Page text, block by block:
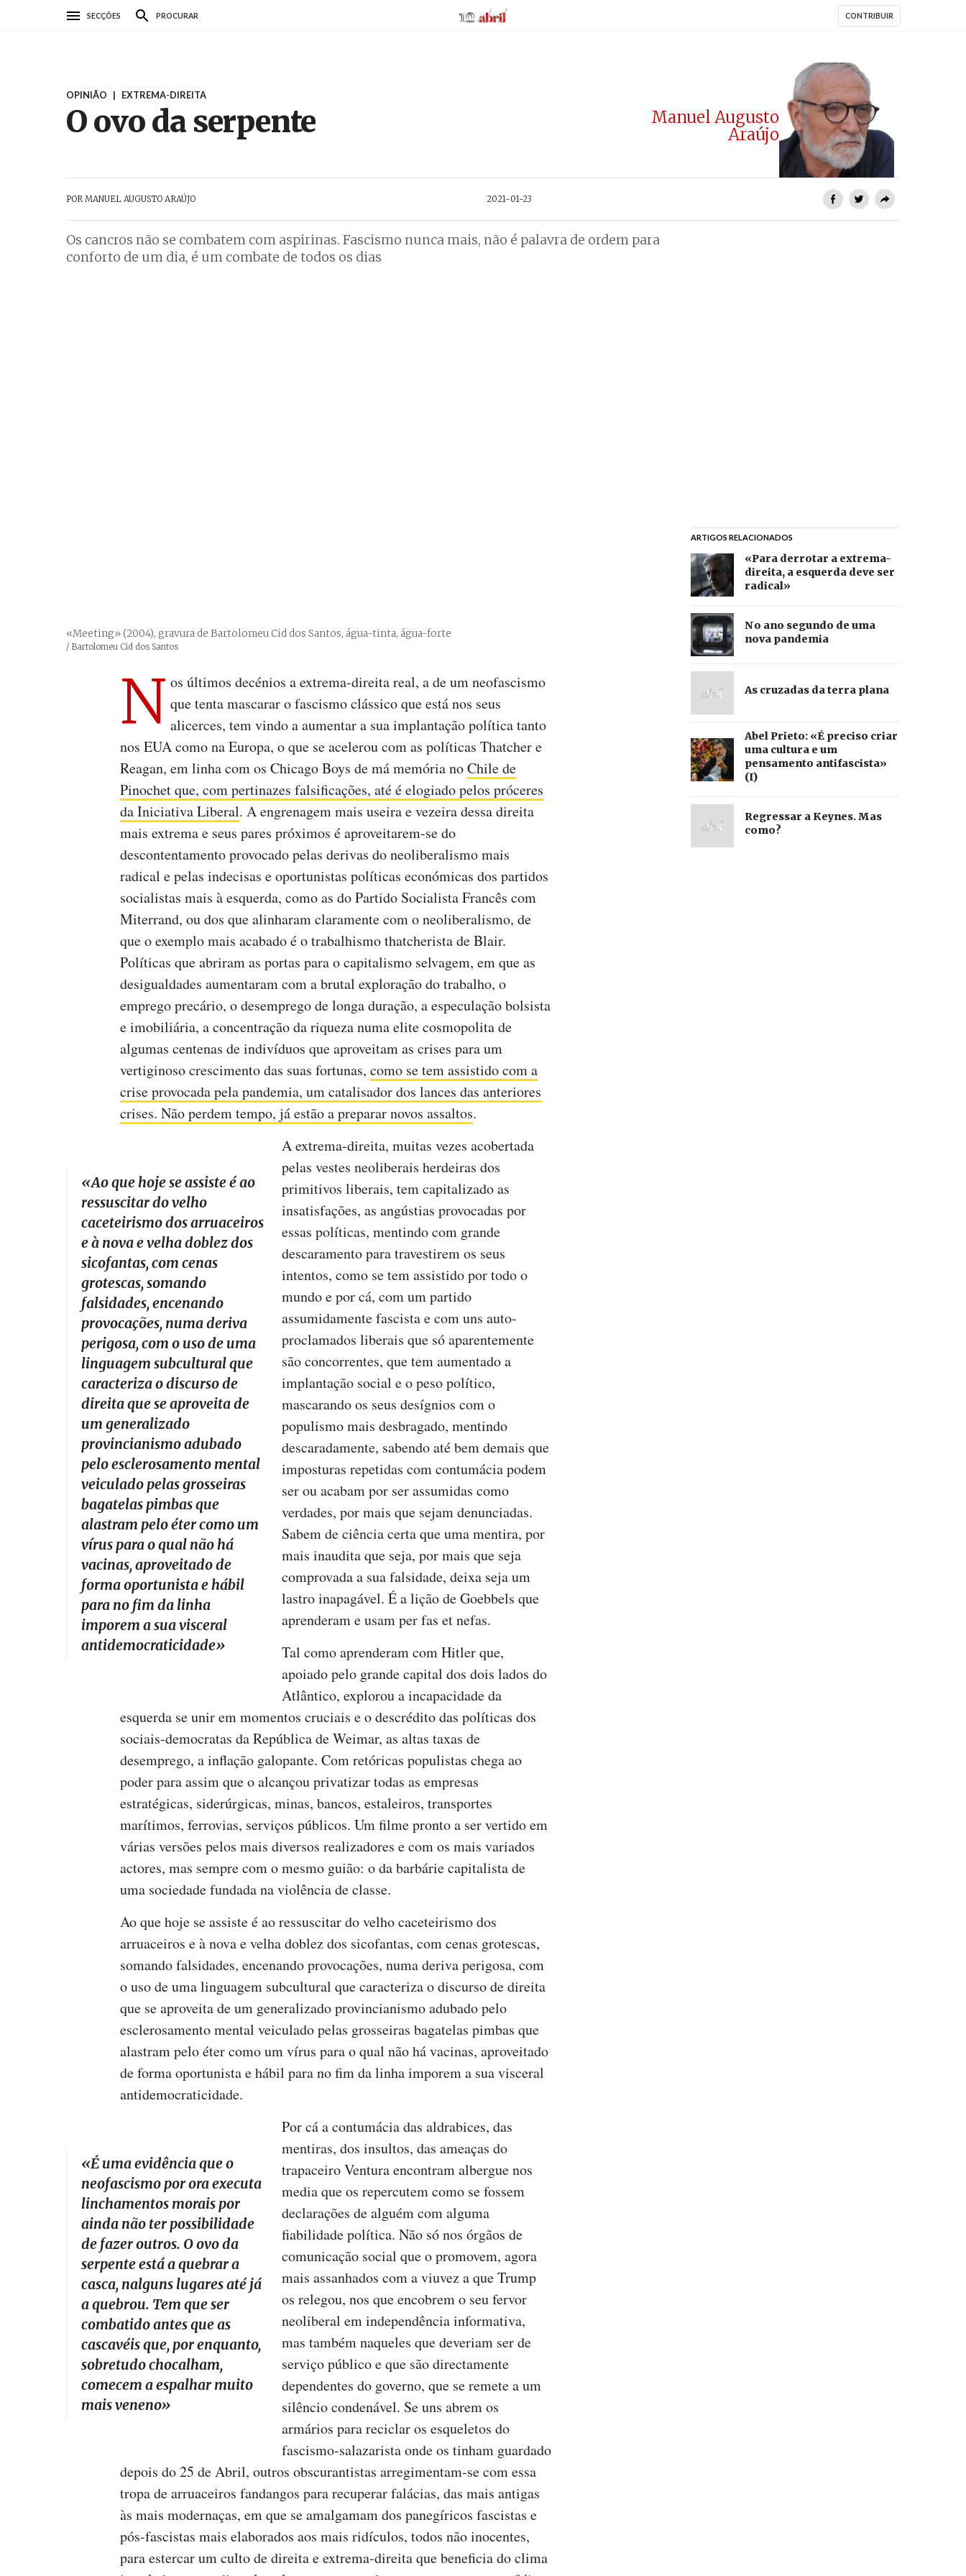
SECÇÕES PROCURAR AbrilAbril CONTRIBUIR
OPINIÃO | EXTREMA-DIREITA
O ovo da serpente
Manuel Augusto
Araújo
POR MANUEL AUGUSTO ARAÚJO 2021-01-23
Os cancros não se combatem com aspirinas. Fascismo nunca mais, não é palavra de ordem para
conforto de um dia, é um combate de todos os dias
«Meeting» (2004), gravura de Bartolomeu Cid dos Santos, água-tinta, água-forte
Créditos
/ Bartolomeu Cid dos Santos
N os últimos decénios a extrema-direita real, a de um neofascismo
que tenta mascarar o fascismo clássico que está nos seus
alicerces, tem vindo a aumentar a sua implantação política tanto
nos EUA como na Europa, o que se acelerou com as políticas Thatcher e
Reagan, em linha com os Chicago Boys de má memória noChile de
Pinochet que, com pertinazes falsificações, até é elogiado pelos próceres
da Iniciativa Liberal. A engrenagem mais useira e vezeira dessa direita
mais extrema e seus pares próximos é aproveitarem-se do
descontentamento provocado pelas derivas do neoliberalismo mais
radical e pelas indecisas e oportunistas políticas económicas dos partidos
socialistas mais à esquerda, como as do Partido Socialista Francês com
Miterrand, ou dos que alinharam claramente com o neoliberalismo, de
que o exemplo mais acabado é o trabalhismo thatcherista de Blair.
Políticas que abriram as portas para o capitalismo selvagem, em que as
desigualdades aumentaram com a brutal exploração do trabalho, o
emprego precário, o desemprego de longa duração, a especulação bolsista
e imobiliária, a concentração da riqueza numa elite cosmopolita de
algumas centenas de indivíduos que aproveitam as crises para um
vertiginoso crescimento das suas fortunas, como se tem assistido com a
crise provocada pela pandemia, um catalisador dos lances das anteriores
crises. Não perdem tempo, já estão a preparar novos assaltos.
«Ao que hoje se assiste é ao
ressuscitar do velho
caceteirismo dos arruaceiros
e à nova e velha doblez dos
sicofantas, com cenas
grotescas, somando
falsidades, encenando
provocações, numa deriva
perigosa, com o uso de uma
linguagem subcultural que
caracteriza o discurso de
direita que se aproveita de
um generalizado
provincianismo adubado
pelo esclerosamento mental
veiculado pelas grosseiras
bagatelas pimbas que
alastram pelo éter como um
vírus para o qual não há
vacinas, aproveitado de
forma oportunista e hábil
para no fim da linha
imporem a sua visceral
antidemocraticidade»
A extrema-direita, muitas vezes acobertada
pelas vestes neoliberais herdeiras dos
primitivos liberais, tem capitalizado as
insatisfações, as angústias provocadas por
essas políticas, mentindo com grande
descaramento para travestirem os seus
intentos, como se tem assistido por todo o
mundo e por cá, com um partido
assumidamente fascista e com uns auto-
proclamados liberais que só aparentemente
são concorrentes, que tem aumentado a
implantação social e o peso político,
mascarando os seus desígnios com o
populismo mais desbragado, mentindo
descaradamente, sabendo até bem demais que
imposturas repetidas com contumácia podem
ser ou acabam por ser assumidas como
verdades, por mais que sejam denunciadas.
Sabem de ciência certa que uma mentira, por
mais inaudita que seja, por mais que seja
comprovada a sua falsidade, deixa seja um
lastro inapagável. É a lição de Goebbels que
aprenderam e usam per fas et nefas.
Tal como aprenderam com Hitler que,
apoiado pelo grande capital dos dois lados do
Atlântico, explorou a incapacidade da
esquerda se unir em momentos cruciais e o descrédito das políticas dos
sociais-democratas da República de Weimar, as altas taxas de
desemprego, a inflação galopante. Com retóricas populistas chega ao
poder para assim que o alcançou privatizar todas as empresas
estratégicas, siderúrgicas, minas, bancos, estaleiros, transportes
marítimos, ferrovias, serviços públicos. Um filme pronto a ser vertido em
várias versões pelos mais diversos realizadores e com os mais variados
actores, mas sempre com o mesmo guião: o da barbárie capitalista de
uma sociedade fundada na violência de classe.
Ao que hoje se assiste é ao ressuscitar do velho caceteirismo dos
arruaceiros e à nova e velha doblez dos sicofantas, com cenas grotescas,
somando falsidades, encenando provocações, numa deriva perigosa, com
o uso de uma linguagem subcultural que caracteriza o discurso de direita
que se aproveita de um generalizado provincianismo adubado pelo
esclerosamento mental veiculado pelas grosseiras bagatelas pimbas que
alastram pelo éter como um vírus para o qual não há vacinas, aproveitado
de forma oportunista e hábil para no fim da linha imporem a sua visceral
antidemocraticidade.
«É uma evidência que o
neofascismo por ora executa
linchamentos morais por
ainda não ter possibilidade
de fazer outros. O ovo da
serpente está a quebrar a
casca, nalguns lugares até já
a quebrou. Tem que ser
combatido antes que as
cascavéis que, por enquanto,
sobretudo chocalham,
comecem a espalhar muito
mais veneno»
Por cá a contumácia das aldrabices, das
mentiras, dos insultos, das ameaças do
trapaceiro Ventura encontram albergue nos
media que os repercutem como se fossem
declarações de alguém com alguma
fiabilidade política. Não só nos órgãos de
comunicação social que o promovem, agora
mais assanhados com a viuvez a que Trump
os relegou, nos que encobrem o seu fervor
neoliberal em independência informativa,
mas também naqueles que deveriam ser de
serviço público e que são directamente
dependentes do governo, que se remete a um
silêncio condenável. Se uns abrem os
armários para reciclar os esqueletos do
fascismo-salazarista onde os tinham guardado
depois do 25 de Abril, outros obscurantistas arregimentam-se com essa
tropa de arruaceiros fandangos para recuperar falácias, das mais antigas
às mais modernaças, em que se amalgamam dos panegíricos fascistas e
pós-fascistas mais elaborados aos mais ridículos, todos não inocentes,
para estercar um culto de direita e extrema-direita que beneficia do clima
ARTIGOS RELACIONADOS
«Para derrotar a extrema-
direita, a esquerda deve ser
radical»
No ano segundo de uma
nova pandemia
As cruzadas da terra plana
Abel Prieto: «É preciso criar
uma cultura e um
pensamento antifascista»
(I)
Regressar a Keynes. Mas
como?